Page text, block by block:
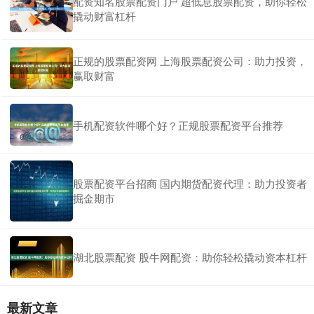
撬动财富杠杆
正规的股票配资网 上海股票配资公司：助力投资，
赢取财富
手机配资软件哪个好？正规股票配资平台推荐
股票配资平台招商 国内期货配资代理：助力投资者
掘金期市
湖北股票配资 股牛网配资：助你轻松撬动资本杠杆
最新文章